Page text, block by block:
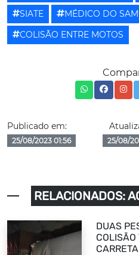
SIATE
MÉDICO DO
COLISÃO ENTRE MOTOS
Publicado em:
25/08/2023 01:56 25/08/
RELACIONADOS:
DUAS
COLISÃO